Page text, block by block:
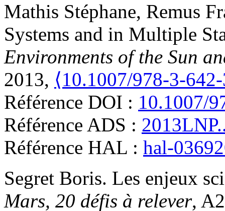
Mathis Stéphane, Remus
Systems and in Multiple
Environments of the Sun
2013, ⟨10.1007/978-3-
Référence DOI : 10.1007/
Référence ADS :
Référence HAL : hal-
Segret Boris. Les enjeux
Mars, 20 défis à relever,